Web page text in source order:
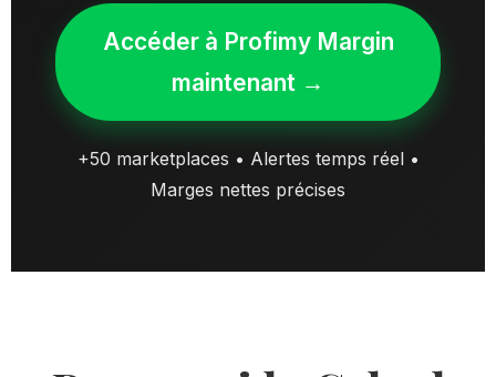
Accéder à Profimy Margin
maintenant →
+50 marketplaces • Alertes temps réel •
Marges nettes précises